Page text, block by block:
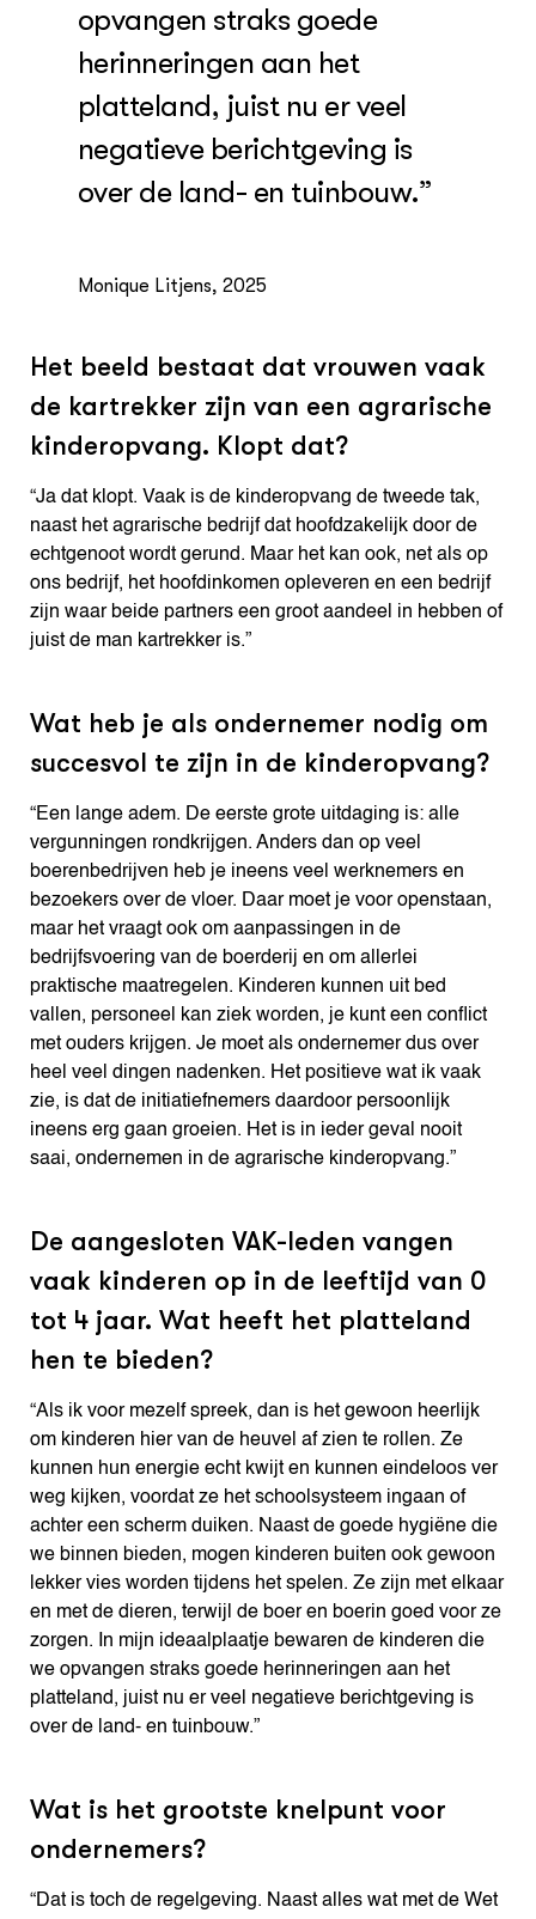
opvangen straks goede
herinneringen aan het
platteland, juist nu er veel
negatieve berichtgeving is
over de land- en tuinbouw.”
Monique Litjens, 2025
Het beeld bestaat dat vrouwen vaak
de kartrekker zijn van een agrarische
kinderopvang. Klopt dat?
“Ja dat klopt. Vaak is de kinderopvang de tweede tak,
naast het agrarische bedrijf dat hoofdzakelijk door de
echtgenoot wordt gerund. Maar het kan ook, net als op
ons bedrijf, het hoofdinkomen opleveren en een bedrijf
zijn waar beide partners een groot aandeel in hebben of
juist de man kartrekker is.”
Wat heb je als ondernemer nodig om
succesvol te zijn in de kinderopvang?
“Een lange adem. De eerste grote uitdaging is: alle
vergunningen rondkrijgen. Anders dan op veel
boerenbedrijven heb je ineens veel werknemers en
bezoekers over de vloer. Daar moet je voor openstaan,
maar het vraagt ook om aanpassingen in de
bedrijfsvoering van de boerderij en om allerlei
praktische maatregelen. Kinderen kunnen uit bed
vallen, personeel kan ziek worden, je kunt een conflict
met ouders krijgen. Je moet als ondernemer dus over
heel veel dingen nadenken. Het positieve wat ik vaak
zie, is dat de initiatiefnemers daardoor persoonlijk
ineens erg gaan groeien. Het is in ieder geval nooit
saai, ondernemen in de agrarische kinderopvang.”
De aangesloten VAK-leden vangen
vaak kinderen op in de leeftijd van 0
tot 4 jaar. Wat heeft het platteland
hen te bieden?
“Als ik voor mezelf spreek, dan is het gewoon heerlijk
om kinderen hier van de heuvel af zien te rollen. Ze
kunnen hun energie echt kwijt en kunnen eindeloos ver
weg kijken, voordat ze het schoolsysteem ingaan of
achter een scherm duiken. Naast de goede hygiëne die
we binnen bieden, mogen kinderen buiten ook gewoon
lekker vies worden tijdens het spelen. Ze zijn met elkaar
en met de dieren, terwijl de boer en boerin goed voor ze
zorgen. In mijn ideaalplaatje bewaren de kinderen die
we opvangen straks goede herinneringen aan het
platteland, juist nu er veel negatieve berichtgeving is
over de land- en tuinbouw.”
Wat is het grootste knelpunt voor
ondernemers?
“Dat is toch de regelgeving. Naast alles wat met de Wet